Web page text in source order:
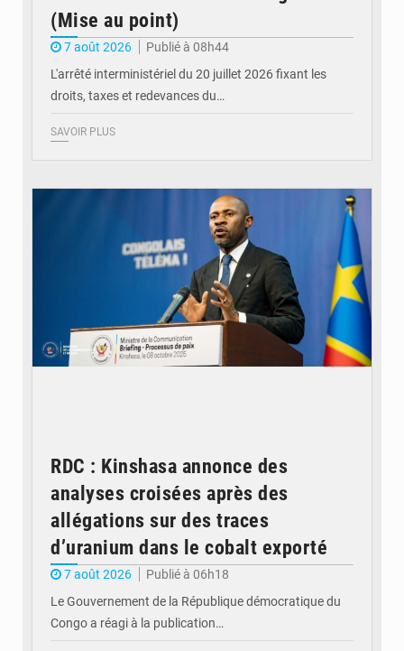
(Mise au point)
7 août 2026
Publié à 08h44
L'arrêté interministériel du 20 juillet 2026 fixant les
droits, taxes et redevances du…
SAVOIR PLUS
RDC : Kinshasa annonce des
analyses croisées après des
allégations sur des traces
d’uranium dans le cobalt exporté
7 août 2026
Publié à 06h18
Le Gouvernement de la République démocratique du
Congo a réagi à la publication…